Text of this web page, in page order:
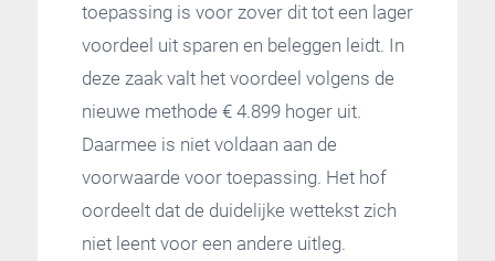
toepassing is voor zover dit tot een lager
voordeel uit sparen en beleggen leidt. In
deze zaak valt het voordeel volgens de
nieuwe methode € 4.899 hoger uit.
Daarmee is niet voldaan aan de
voorwaarde voor toepassing. Het hof
oordeelt dat de duidelijke wettekst zich
niet leent voor een andere uitleg.